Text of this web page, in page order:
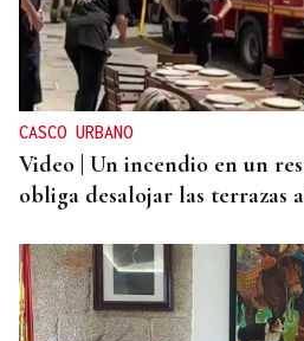
CASCO URBANO
Video | Un incendio en un
obliga desalojar las terrazas